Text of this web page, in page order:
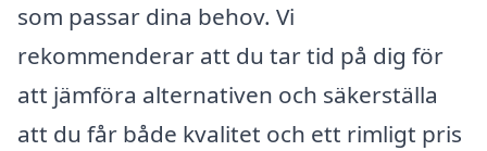
som passar dina behov. Vi
rekommenderar att du tar tid på dig för
att jämföra alternativen och säkerställa
att du får både kvalitet och ett rimligt pris